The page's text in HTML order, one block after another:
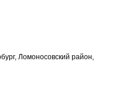
Ломоносовский район,